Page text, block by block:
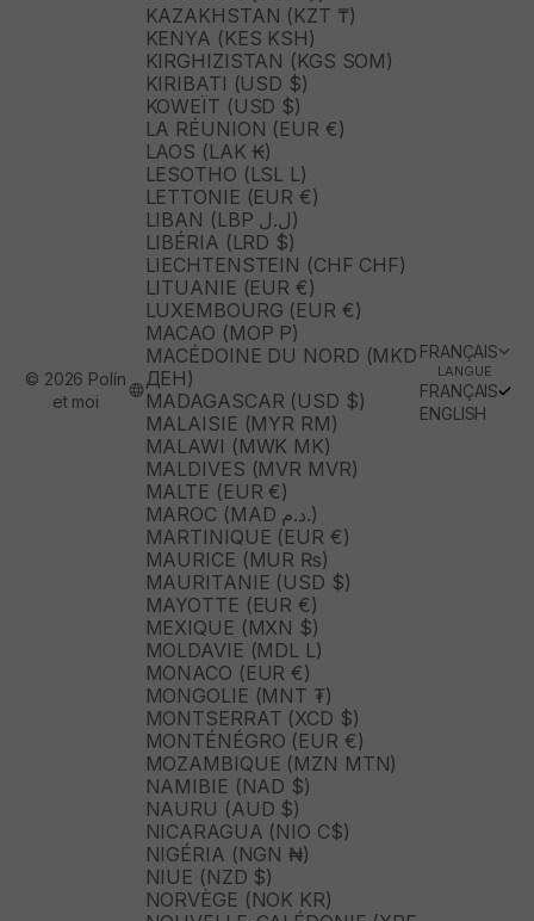
KAZAKHSTAN (KZT ₸)
KENYA (KES KSH)
KIRGHIZISTAN (KGS SOM)
KIRIBATI (USD $)
KOWEÏT (USD $)
LA RÉUNION (EUR €)
LAOS (LAK ₭)
LESOTHO (LSL L)
LETTONIE (EUR €)
LIBAN (LBP ل.ل)
LIBÉRIA (LRD $)
LIECHTENSTEIN (CHF CHF)
LITUANIE (EUR €)
LUXEMBOURG (EUR €)
MACAO (MOP P)
MACÉDOINE DU NORD (MKD
ДЕН)
MADAGASCAR (USD $)
MALAISIE (MYR RM)
MALAWI (MWK MK)
MALDIVES (MVR MVR)
MALTE (EUR €)
MAROC (MAD د.م.)
MARTINIQUE (EUR €)
MAURICE (MUR ₨)
MAURITANIE (USD $)
MAYOTTE (EUR €)
MEXIQUE (MXN $)
MOLDAVIE (MDL L)
MONACO (EUR €)
MONGOLIE (MNT ₮)
MONTSERRAT (XCD $)
MONTÉNÉGRO (EUR €)
MOZAMBIQUE (MZN MTN)
NAMIBIE (NAD $)
NAURU (AUD $)
NICARAGUA (NIO C$)
NIGÉRIA (NGN ₦)
NIUE (NZD $)
NORVÈGE (NOK KR)
FRANÇAIS
LANGUE
FRANÇAIS
ENGLISH
© 2026 Polín
et moi